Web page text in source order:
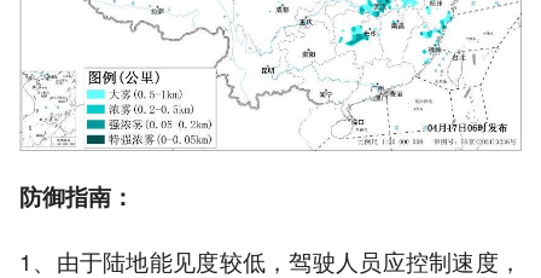
防御指南：
1、由于陆地能见度较低，驾驶人员应控制速度，